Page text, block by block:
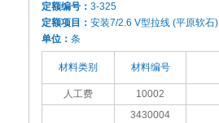
定额编号： 3-325
定额项目： 安装7/2.6 V型拉线 (平原软石)
单位： 条
材料类别 材料编号
人工费 10002
3430004